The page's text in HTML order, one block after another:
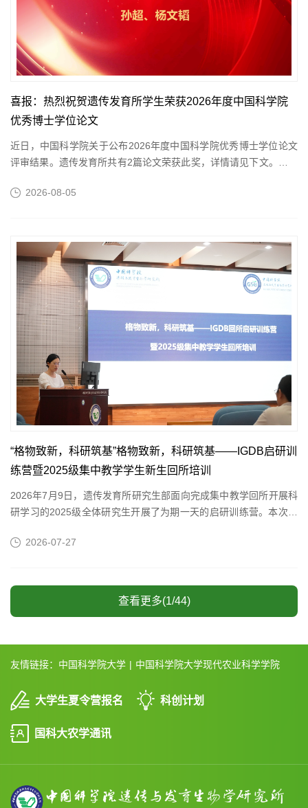
喜报：热烈祝贺遗传发育所学生荣获2026年度中国科学院
优秀博士学位论文
近日，中国科学院关于公布2026年度中国科学院优秀博士学位论文
评审结果。遗传发育所共有2篇论文荣获此奖，详情请见下文。祝贺
准...2026-08-05
“格物致新，科研筑基”格物致新，科研筑基——IGDB启研训
练营暨2025级集中教学学生新生回所培训
2026年7月9日，遗传发育所研究生部面向完成集中教学回所开展科
研学习的2025级全体研究生开展了为期一天的启研训练营。本次培
系、...2026-07-27
查看更多(1/44)
友情链接： 中国科学院大学 | 中国科学院大学现代农业科学学院
大学生夏令营报名 科创计划
国科大农学通讯